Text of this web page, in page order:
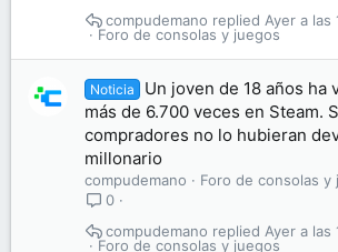
Foro de consolas y juegos
Ayer a las
compudemano
Noticia
Un joven de 18 años ha
más de 6.700 veces en Steam.
compradores no lo hubieran
millonario
compudemano
Foro de consolas y
0
Foro de consolas y juegos
Ayer a las
compudemano